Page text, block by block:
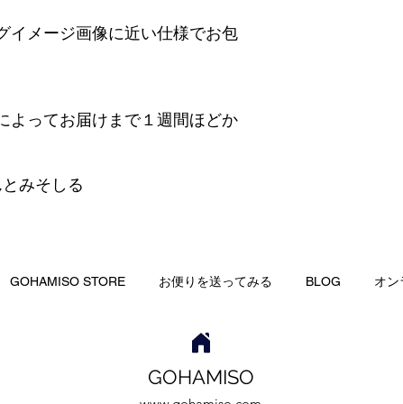
イメージ画像に近い仕様でお包
よってお届けまで１週間ほどか
みそしる
GOHAMISO STORE お便りを送ってみる BLOG オン
GOHAMISO